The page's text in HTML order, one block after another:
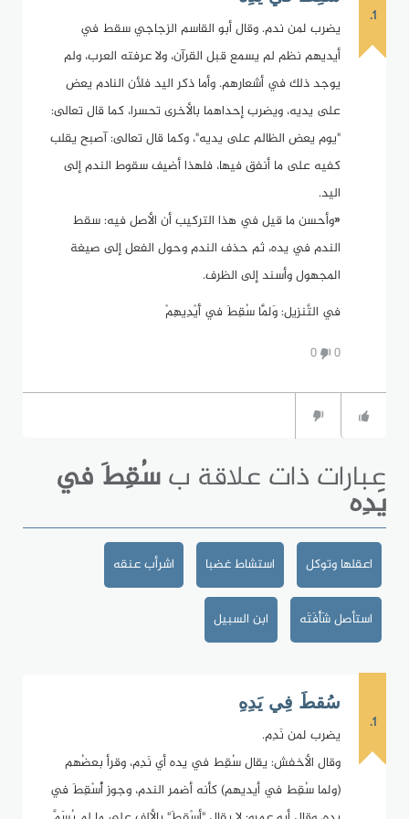
1.
يضرب لمن ندم. وقال أبو القاسم الزجاجي سقط في
أيديهم نظم لم يسمع قبل القرآن، ولا عرفته العرب، ولم
يوجد ذلك في أشعارهم. وأما ذكر اليد فلأن النادم يعض
على يديه، ويضرب إحداهما بالأخرى تحسرا، كما قال تعالى:
"يوم يعض الظالم على يديه"، وكما قال تعالى: آصبح يقلب
كفيه على ما أنفق فيها، فلهذا أضيف سقوط الندم إلى
اليد.
«وأحسن ما قيل في هذا التركيب أن الأصل فيه: سقط
الندم في يده، ثم حذف الندم وحول الفعل إلى صيغة
المجهول وأسند إلى الظرف.
في التَّنزيل: وَلَمَّا سُقِطَ في أَيْدِيهِمْ
0
0
عبارات ذات علاقة بسُقِطَ في
يَدِه
اعقلها وتوكل استشاط غضبا اشرأب عنقه
استأصل شَأْفَتَه ابن السبيل
1.
سُقطَ فِي يَدِهِ
يضرب لمن نَدِم.
وقال الأخفش: يقال سُقِط في يده أي نَدِم، وقرأ بعضُهم
(ولما سُقِط في أيديهم) كأنه أضمر الندم، وجوز أُسْقِطَ في